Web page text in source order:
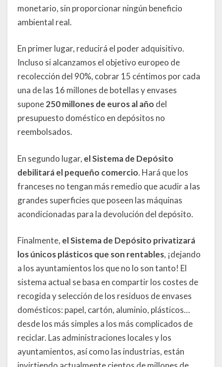
monetario, sin proporcionar ningún beneficio
ambiental real.
En primer lugar, reducirá el poder adquisitivo.
Incluso si alcanzamos el objetivo europeo de
recolección del 90%, cobrar 15 céntimos por cada
una de las 16 millones de botellas y envases
supone250 millones de euros al año del
presupuesto doméstico en depósitos no
reembolsados.
En segundo lugar, el Sistema de Depósito
debilitará el pequeño comercio. Hará que los
franceses no tengan más remedio que acudir a las
grandes superficies que poseen las máquinas
acondicionadas para la devolución del depósito.
Finalmente, el Sistema de Depósito privatizará
los únicos plásticos que son rentables, ¡dejando
a los ayuntamientos los que no lo son tanto! El
sistema actual se basa en compartir los costes de
recogida y selección de los residuos de envases
domésticos: papel, cartón, aluminio, plásticos…
desde los más simples a los más complicados de
reciclar. Las administraciones locales y los
ayuntamientos, así como las industrias, están